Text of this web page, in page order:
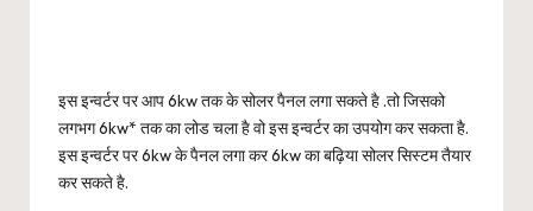
इस इन्वर्टर पर आप 6kw तक के सोलर पैनल लगा सकते है .तो जिसको
लगभग 6kw* तक का लोड चला है वो इस इन्वर्टर का उपयोग कर सकता है.
इस इन्वर्टर पर 6kw के पैनल लगा कर 6kw का बढ़िया सोलर सिस्टम तैयार
कर सकते है.